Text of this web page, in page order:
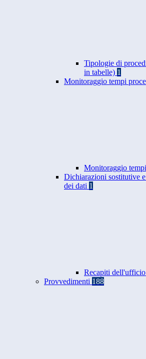
Tipologie di
in tabelle) 1
Monitoraggio tempi
Monitoraggio
Dichiarazioni sostitutive
dei dati 1
Recapiti dell'ufficio
Provvedimenti 188